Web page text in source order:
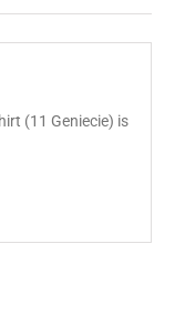
(11 Geniecie) is